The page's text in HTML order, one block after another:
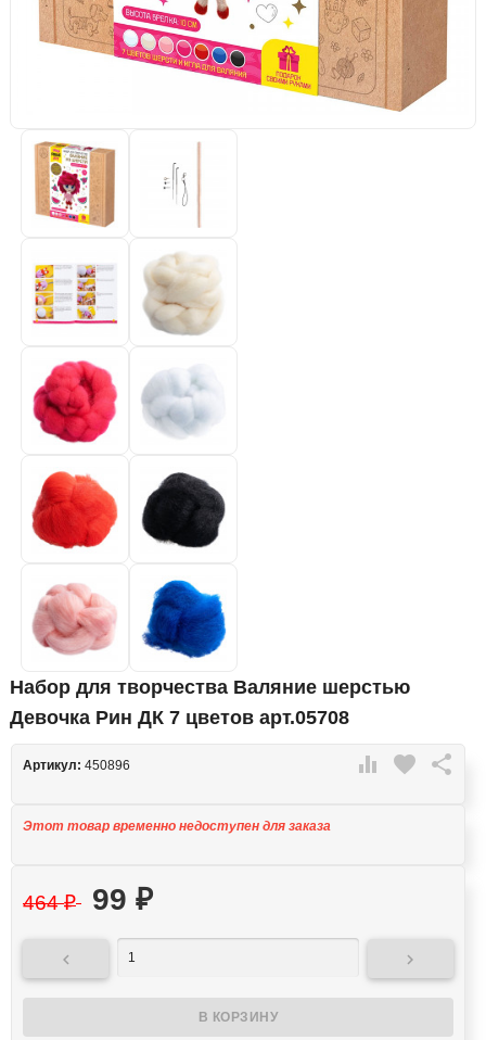
Набор для творчества Валяние шерстью
Девочка Рин ДК 7 цветов арт.05708
 favorite 
Артикул: 450896
Этот товар временно недоступен для заказа
464₽ 99 ₽
 